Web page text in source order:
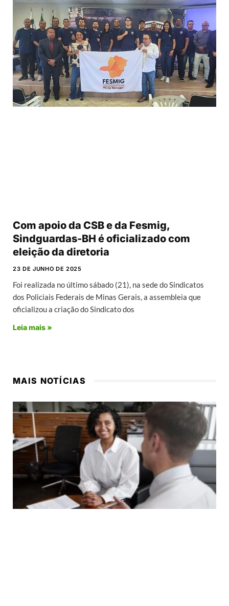
Com apoio da CSB e da Fesmig,
Sindguardas-BH é oficializado com
eleição da diretoria
23 DE JUNHO DE 2025
Foi realizada no último sábado (21), na sede do Sindicatos
dos Policiais Federais de Minas Gerais, a assembleia que
oficializou a criação do Sindicato dos
Leia mais »
MAIS NOTÍCIAS